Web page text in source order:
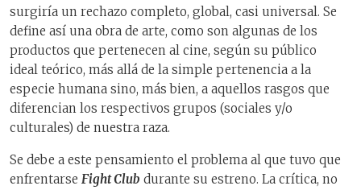
surgiría un rechazo completo, global, casi universal. Se
define así una obra de arte, como son algunas de los
productos que pertenecen al cine, según su público
ideal teórico, más allá de la simple pertenencia a la
especie humana sino, más bien, a aquellos rasgos que
diferencian los respectivos grupos (sociales y/o
culturales) de nuestra raza.
Se debe a este pensamiento el problema al que tuvo que
enfrentarse Fight Club durante su estreno. La crítica, no